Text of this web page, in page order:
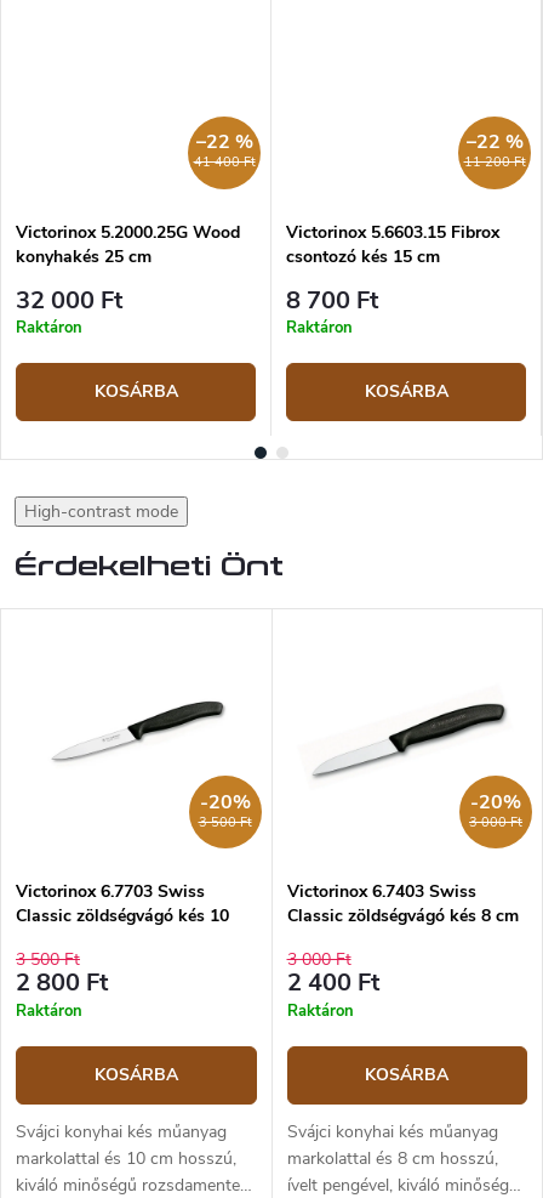
41 400 Ft
–22 %
Victorinox 5.2000.25G Wood
konyhakés 25 cm
32 000 Ft
Raktáron
KOSÁRBA
11 200 Ft
–22 %
Victorinox 5.6603.15 Fibrox
csontozó kés 15 cm
8 700 Ft
Raktáron
KOSÁRBA
High-contrast mode
Érdekelheti Önt
3 500 Ft
-20%
Victorinox 6.7703 Swiss
Classic zöldségvágó kés 10
3 500 Ft
2 800 Ft
Raktáron
KOSÁRBA
Svájci konyhai kés műanyag
markolattal és 10 cm hosszú,
kiváló minőségű rozsdamentes
3 000 Ft
-20%
Victorinox 6.7403 Swiss
Classic zöldségvágó kés 8 cm
3 000 Ft
2 400 Ft
Raktáron
KOSÁRBA
Svájci konyhai kés műanyag
markolattal és 8 cm hosszú,
ívelt pengével, kiváló minőségű